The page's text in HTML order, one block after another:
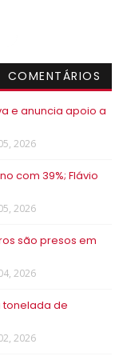
COMENTÁRIOS
e anuncia apoio a
2026
com 39%; Flávio
2026
são presos em
2026
de
2026